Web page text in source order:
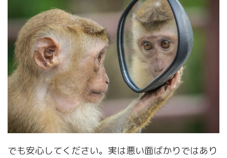
でも安心してください。実は悪い面ばかりではあり